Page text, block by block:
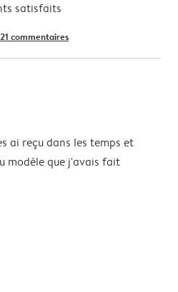
satisfaits
commentaires
ai reçu dans les temps et
modèle que j'avais fait